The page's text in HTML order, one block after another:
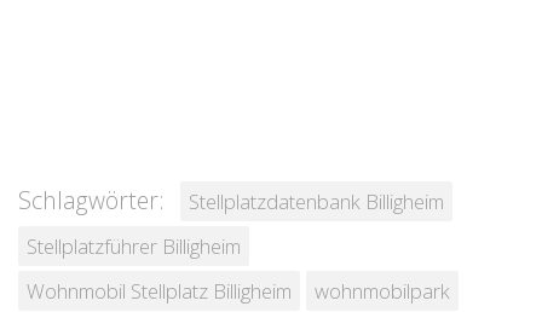
Schlagwörter:
Stellplatzdatenbank Billigheim
Stellplatzführer Billigheim
Wohnmobil Stellplatz Billigheim
wohnmobilpark